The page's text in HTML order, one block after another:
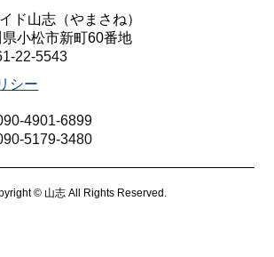
ド山志（やまさね）
小松市新町60番地
22-5543
シー
4901-6899
5179-3480
© 山志 All Rights Reserved.